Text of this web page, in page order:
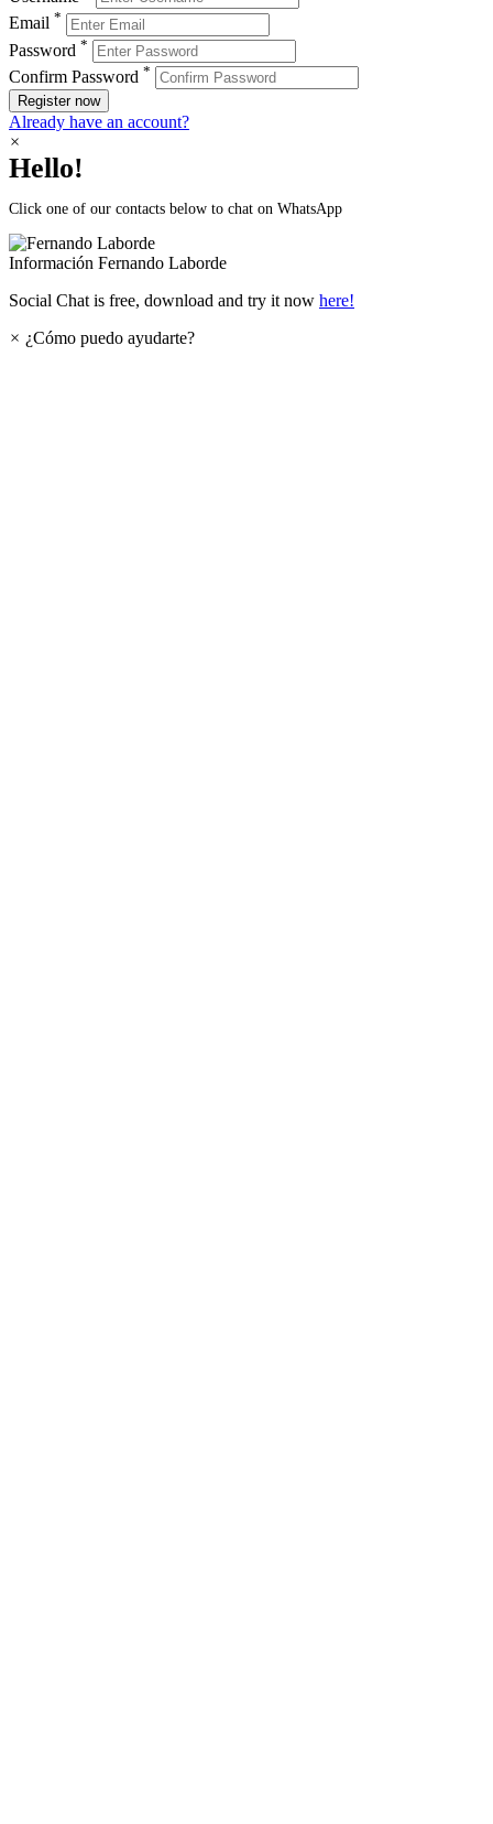
Email *
Password *
Confirm Password *
Register now
Already have an account?
×
Hello!
Click one of our contacts below to chat on WhatsApp
Información Fernando Laborde
Social Chat is free, download and try it now here!
× ¿Cómo puedo ayudarte?